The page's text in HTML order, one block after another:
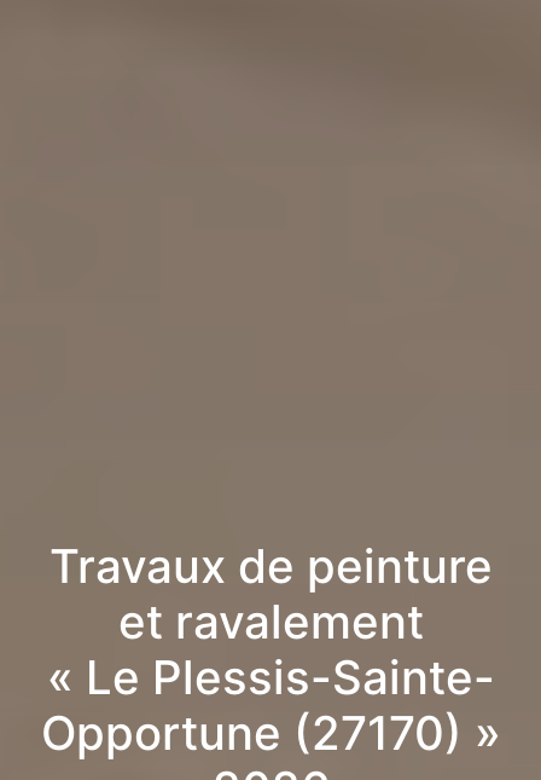
Travaux de peinture
et ravalement
« Le Plessis-Sainte-
Opportune (27170) »